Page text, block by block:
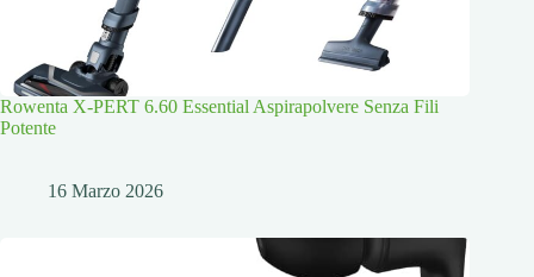
Rowenta X-PERT 6.60 Essential Aspirapolvere Senza Fili
Potente
16 Marzo 2026